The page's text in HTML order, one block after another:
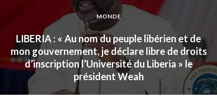
MONDE
LIBERIA : « Au nom du peuple libérien et de
mon gouvernement, je déclare libre de droits
d’inscription l’Université du Liberia » le
président Weah